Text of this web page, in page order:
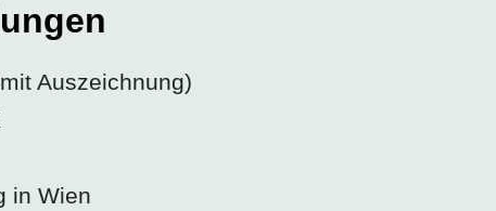
Auszeichnung)
in Wien